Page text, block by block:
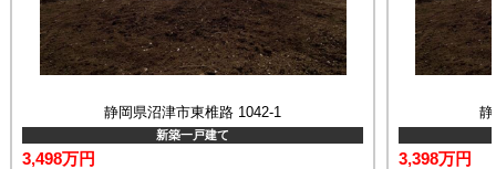
静岡県沼津市東椎路 1042-1
新築一戸建て
3,498万円 3,398万円